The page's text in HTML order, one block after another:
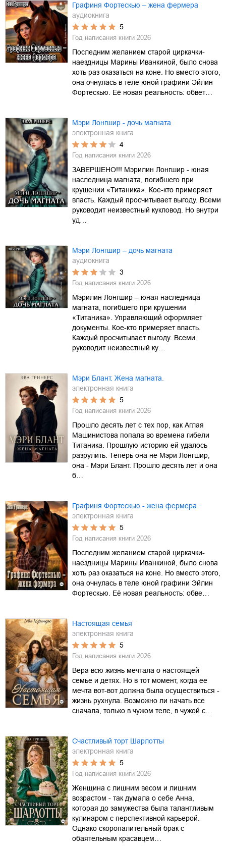
Графиня Фортескью – жена фермера
аудиокнига
5
Год написания книги 2026
Последним желанием старой циркачки-
наездницы Марины Иванкиной, было снова
хоть раз оказаться на коне. Но вместо этого,
она очнулась в теле юной графини Эйлин
Фортескью. Её новая реальность: обвет…
Мэри Лонгшир - дочь магната
электронная книга
4
Год написания книги 2026
ЗАВЕРШЕНО!!! Мэрилин Лонгшир - юная
наследница магната, погибшего при
крушении «Титаника». Кое-кто примеряет
власть. Каждый просчитывает выгоду. Всеми
руководит неизвестный кукловод. Но внутри
уд…
Мэри Лонгшир – дочь магната
аудиокнига
3
Год написания книги 2026
Мэрилин Лонгшир – юная наследница
магната, погибшего при крушении
«Титаника». Управляющий оформляет
документы. Кое-кто примеряет власть.
Каждый просчитывает выгоду. Всеми
руководит неизвестный ку…
Мэри Блант. Жена магната.
электронная книга
5
Год написания книги 2026
Прошло десять лет с тех пор, как Аглая
Машинистова попала во времена гибели
Титаника. Прошлую историю ей удалось
разрулить. Теперь она не Мэри Лонгшир,
она - Мэри Блант. Прошло десять лет и она
б…
Графиня Фортескью - жена фермера
электронная книга
5
Год написания книги 2026
Последним желанием старой циркачки-
наездницы Марины Иванкиной, было снова
хоть раз оказаться на коне. Но вместо этого,
она очнулась в теле юной графини Эйлин
Фортескью. Её новая реальность: обве…
Настоящая семья
электронная книга
5
Год написания книги 2026
Вера всю жизнь мечтала о настоящей
семье и детях. Но в тот момент, когда ее
мечта вот-вот должна была осуществиться -
жизнь рухнула. Возможно ли начать все
сначала, только в чужом теле, в чужой с…
Счастливый торт Шарлотты
электронная книга
5
Год написания книги 2026
Женщина с лишним весом и лишним
возрастом - так думала о себе Анна,
которая до замужества была талантливым
кулинаром с перспективной карьерой.
Однако скоропалительный брак с
обаятельным красавцем…